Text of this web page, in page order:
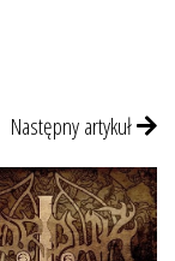
Następny artykuł